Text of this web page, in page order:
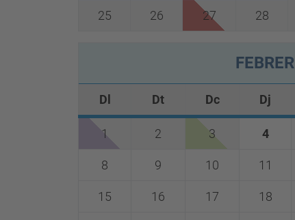
25 26 27 28
FEBRER
Dl Dt Dc Dj
1 2 3 4
8 9 10 11
15 16 17 18